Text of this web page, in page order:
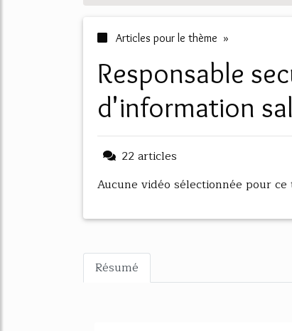
Articles pour le thème »
responsable securite des systemes
d'information
22 articles
Aucune vidéo sélectionnée pour ce
Résumé